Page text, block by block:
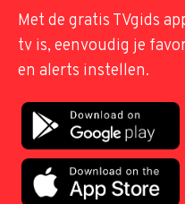
Met de gratis TVgids
tv is, eenvoudig je
en alerts instellen.